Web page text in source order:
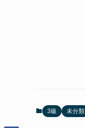
3級 未分類